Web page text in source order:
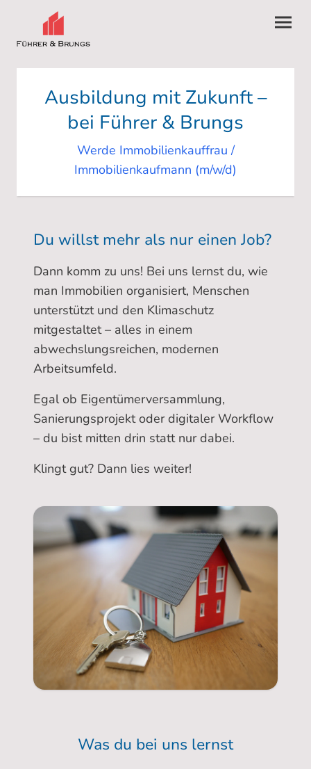
Ausbildung mit Zukunft –
bei Führer & Brungs
Werde Immobilienkauffrau /
Immobilienkaufmann (m/w/d)
Du willst mehr als nur einen Job?
Dann komm zu uns! Bei uns lernst du, wie
man Immobilien organisiert, Menschen
unterstützt und den Klimaschutz
mitgestaltet – alles in einem
abwechslungsreichen, modernen
Arbeitsumfeld.
Egal ob Eigentümerversammlung,
Sanierungsprojekt oder digitaler Workflow
– du bist mitten drin statt nur dabei.
Klingt gut? Dann lies weiter!
Was du bei uns lernst